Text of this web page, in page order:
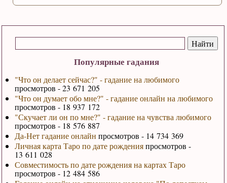
Популярные гадания
"Что он делает сейчас?" - гадание на любимого
просмотров - 23 671 205
"Что он думает обо мне?" - гадание онлайн на любимого
просмотров - 18 937 172
"Скучает ли он по мне?" - гадание на чувства любимого
просмотров - 18 576 887
Да-Нет гадание онлайн просмотров - 14 734 369
Личная карта Таро по дате рожденияпросмотров -
13 611 028
Совместимость по дате рождения на картах Таро
просмотров - 12 484 586